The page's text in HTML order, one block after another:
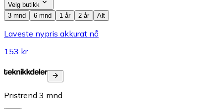
Velg butikk
3 mnd
6 mnd 1 år 2 år Alt
Laveste nypris akkurat nå
153 kr
Pristrend 3 mnd